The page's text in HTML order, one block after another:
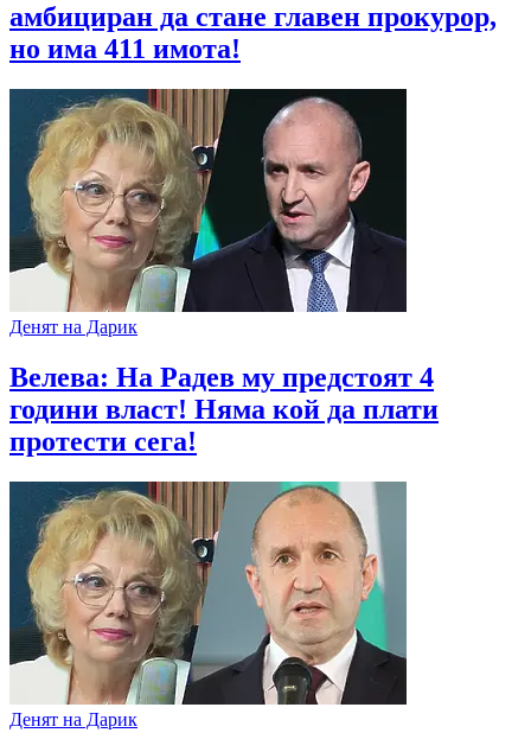
амбициран да стане главен прокурор,
но има 411 имота!
Денят на Дарик
Велева: На Радев му предстоят 4
години власт! Няма кой да плати
протести сега!
Денят на Дарик